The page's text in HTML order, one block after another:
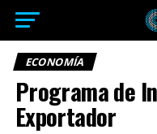
ECONOMÍA
Programa de
Exportador